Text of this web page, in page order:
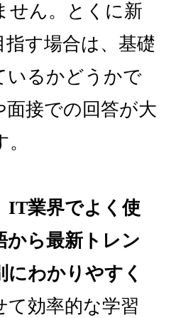
せん。とくに新
す場合は、基礎
いるかどうかで
面接での回答が大
IT業界でよく使
から最新トレン
にわかりやすく
て効率的な学習